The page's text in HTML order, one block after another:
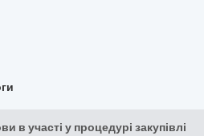
в участі у процедурі закупівлі